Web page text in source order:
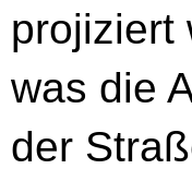
projiziert
was die
der